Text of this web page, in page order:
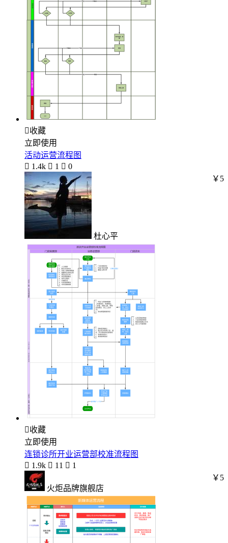
收藏
立即使用
活动运营流程图
 1.4k  1  0
杜心平
￥5
收藏
立即使用
连锁诊所开业运营部校准流程图
 1.9k  11  1
火炬品牌旗舰店
￥5